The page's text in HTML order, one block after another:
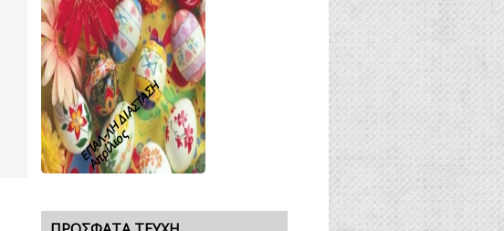
ΕΠΑΛ-ΛΗ ΔΙΑΣΤΑΣΗ
Απρίλιος